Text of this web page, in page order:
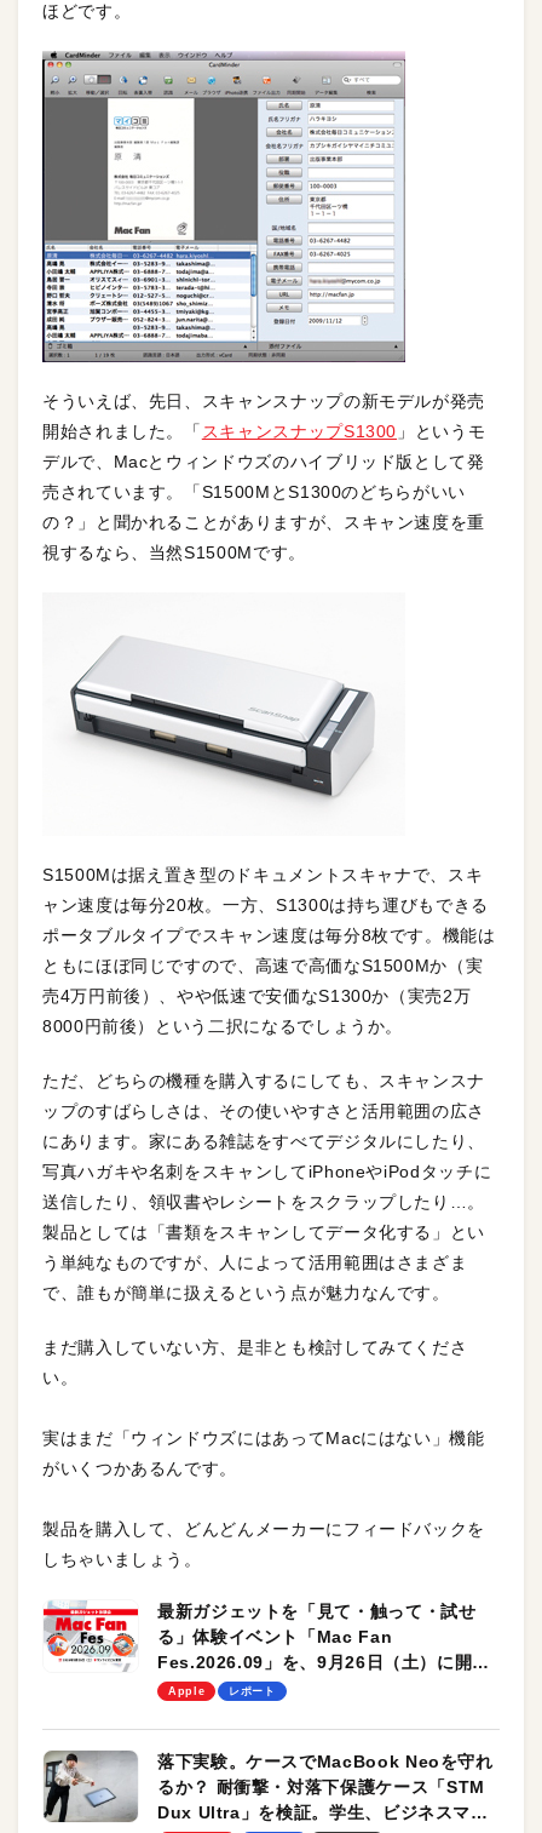
ほどです。
そういえば、先日、スキャンスナップの新モデルが発売
開始されました。「 スキャンスナップS1300 」というモ
デルで、Macとウィンドウズのハイブリッド版として発
売されています。「S1500MとS1300のどちらがいい
の？」と聞かれることがありますが、スキャン速度を重
視するなら、当然S1500Mです。
S1500Mは据え置き型のドキュメントスキャナで、スキ
ャン速度は毎分20枚。一方、S1300は持ち運びもできる
ポータブルタイプでスキャン速度は毎分8枚です。機能は
ともにほぼ同じですので、高速で高価なS1500Mか（実
売4万円前後）、やや低速で安価なS1300か（実売2万
8000円前後）という二択になるでしょうか。
ただ、どちらの機種を購入するにしても、スキャンスナ
ップのすばらしさは、その使いやすさと活用範囲の広さ
にあります。家にある雑誌をすべてデジタルにしたり、
写真ハガキや名刺をスキャンしてiPhoneやiPodタッチに
送信したり、領収書やレシートをスクラップしたり…。
製品としては「書類をスキャンしてデータ化する」とい
う単純なものですが、人によって活用範囲はさまざま
で、誰もが簡単に扱えるという点が魅力なんです。
まだ購入していない方、是非とも検討してみてくださ
い。
実はまだ「ウィンドウズにはあってMacにはない」機能
がいくつかあるんです。
製品を購入して、どんどんメーカーにフィードバックを
しちゃいましょう。
最新ガジェットを「見て・触って・試せ
る」体験イベント「Mac Fan
Fes.2026.09」を、9月26日（土）に開催
します！
Apple レポート
落下実験。ケースでMacBook Neoを守れ
るか？ 耐衝撃・対落下保護ケース「STM
Dux Ultra」を検証。学生、ビジネスマン